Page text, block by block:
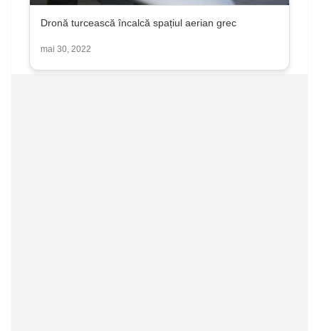
Dronă turcească încalcă spațiul aerian grec
mai 30, 2022